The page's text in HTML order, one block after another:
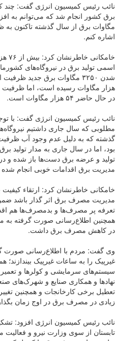
نائب رئیس کمیسیون انرژی گفت: چند
مگاوات برق از سال گذشته تاکنون
اشاره کنم.
اسمی تولید برق در نیروگاه‌های
هزار مگاوات رسیده است، اما
در حال حاضر ۵۴ هزار مگاوات است.
نائب رئیس کمیسیون انرژی گفت: با
مطلوبی که سال جاری داشتیم
گذشته که به دلیل عدم وجود آب ظرفیت
بود، اما در سال جاری به مدار تولید
تولید و عرضه برق دست‌ها باز شده و در
مدیریت برق اقدامات خوبی انجام
خامکانی خاطرنشان کرد: ارتقاء
مدیریت مصرف برق اثر گذار باشد ضمن
تعرفه پر مصرف‌ها و بدمصرف‌ها هم
همچنین اطلاع‌رسانی صورت گرفته به
در کاهش مصرف برق داشت.
وی گفت: مردم با اطلاع‌رسانی صورت
غیرپیک را به ساعات غیرپیک بیندازند؛
سیستم‌های سرمایشی و کولر‌ها و
نهاد‌ها و همکاری صنایع و شهرک‌های
تعطیل برخی کارخانجات و همچنین
زیادی در مصرف برق در اوج زمان
نائب رئیس کمیسیون انرژی افزود:
تابستان از سوی وزارت نیرو و